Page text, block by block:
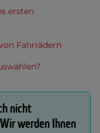
ersten
Fahrrädern
nicht
werden Ihnen